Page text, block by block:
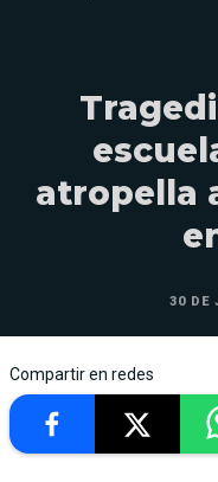
atropella
30 DE
Compartir en redes